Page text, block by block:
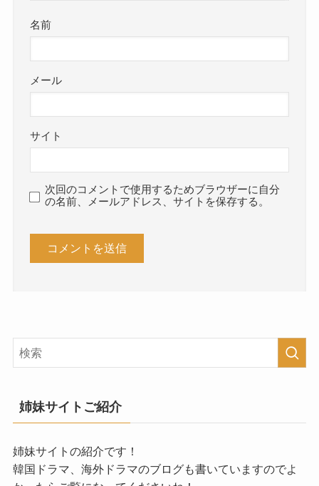
名前
メール
サイト
次回のコメントで使用するためブラウザーに自分
の名前、メールアドレス、サイトを保存する。
姉妹サイトご紹介
姉妹サイトの紹介です！
韓国ドラマ、海外ドラマのブログも書いていますのでよ